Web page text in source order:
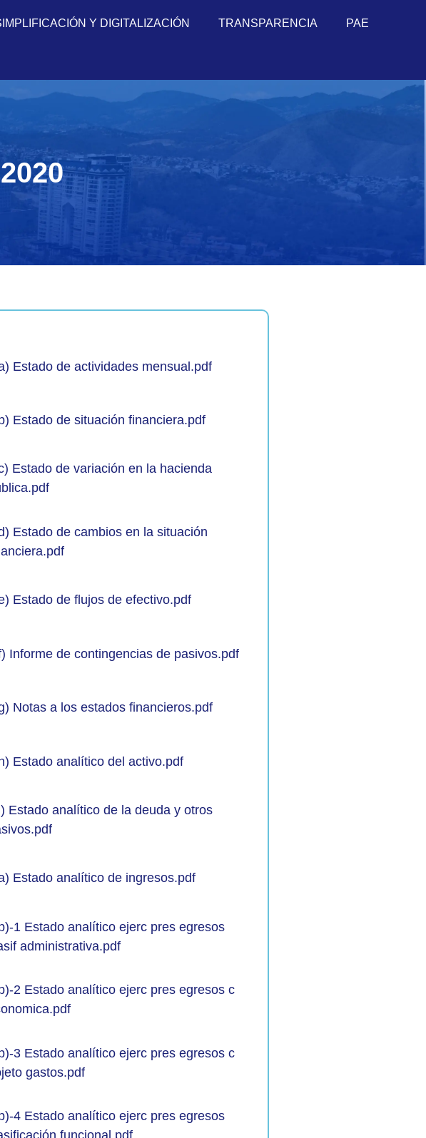
Y DIGITALIZACIÓN TRANSPARENCIA PAE
Estado de actividades mensual.pdf
Estado de situación financiera.pdf
Estado de variación en la hacienda
Estado de cambios en la situación
Estado de flujos de efectivo.pdf
Informe de contingencias de pasivos.pdf
Notas a los estados financieros.pdf
Estado analítico del activo.pdf
Estado analítico de la deuda y otros
Estado analítico de ingresos.pdf
1 Estado analítico ejerc pres egresos
administrativa.pdf
2 Estado analítico ejerc pres egresos c
3 Estado analítico ejerc pres egresos c
gastos.pdf
4 Estado analítico ejerc pres egresos
funcional.pdf